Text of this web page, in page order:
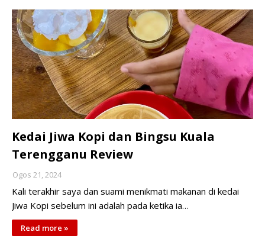
Kedai Jiwa Kopi dan Bingsu Kuala
Terengganu Review
Ogos 21, 2024
Kali terakhir saya dan suami menikmati makanan di kedai
Jiwa Kopi sebelum ini adalah pada ketika ia…
Read more »